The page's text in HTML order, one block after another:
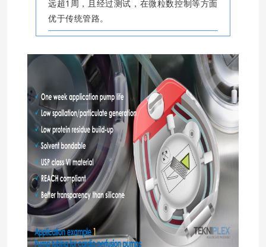
远超1周，且经过测试，在微粒数控制等方面
优于传统管路。